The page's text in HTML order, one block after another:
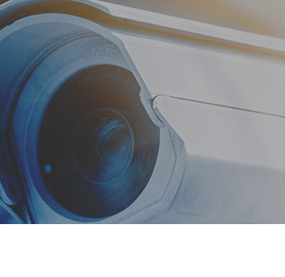
PRODOTTI
PARTNER